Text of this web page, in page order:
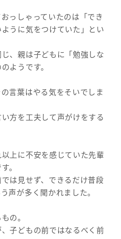
っしゃっていたのは「でき
うに気をつけていた」とい
、親は子どもに「勉強しな
ようです。
言葉はやる気をそいでしま
方を工夫して声がけをする
上に不安を感じていた先輩
。
は見せず、できるだけ普段
声が多く聞かれました。
の。
子どもの前ではなるべく前